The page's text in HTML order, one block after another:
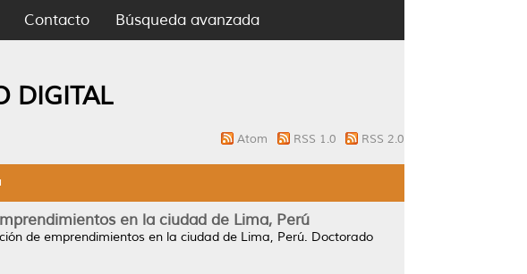
Contacto Búsqueda avanzada
DIGITAL
Atom RSS 1.0 RSS 2.0
en la ciudad de Lima, Perú
de emprendimientos en la ciudad de Lima, Perú. Doctorado